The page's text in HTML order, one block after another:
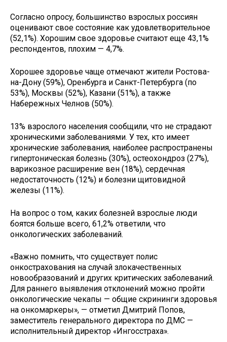
Согласно опросу, большинство взрослых россиян
оценивают свое состояние как удовлетворительное
(52,1%). Хорошим свое здоровье считают еще 43,1%
респондентов, плохим — 4,7%.
Хорошее здоровье чаще отмечают жители Ростова-
на-Дону (59%), Оренбурга и Санкт-Петербурга (по
53%), Москвы (52%), Казани (51%), а также
Набережных Челнов (50%).
13% взрослого населения сообщили, что не страдают
хроническими заболеваниями. У тех, кто имеет
хронические заболевания, наиболее распространены
гипертоническая болезнь (30%), остеохондроз (27%),
варикозное расширение вен (18%), сердечная
недостаточность (12%) и болезни щитовидной
железы (11%).
На вопрос о том, каких болезней взрослые люди
боятся больше всего, 61,2% ответили, что
онкологических заболеваний.
«Важно помнить, что существует полис
онкострахования на случай злокачественных
новообразований и других критических заболеваний.
Для раннего выявления отклонений можно пройти
онкологические чекапы — общие скрининги здоровья
на онкомаркеры», — отметил Дмитрий Попов,
заместитель генерального директора по ДМС —
исполнительный директор «Ингосстраха».